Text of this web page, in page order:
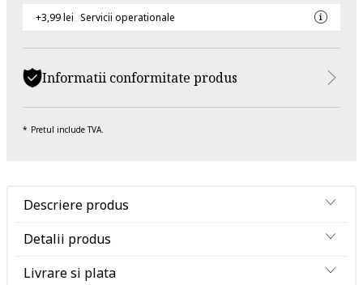
+3,99 lei Servicii operationale
Informatii conformitate produs
Pretul include TVA.
Descriere produs
Detalii produs
Livrare si plata